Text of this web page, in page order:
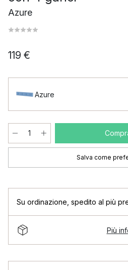
Azure
119 €
Azure
Salva come
Su ordinazione spedito al più
Più